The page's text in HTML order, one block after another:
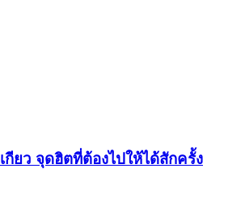
กียว จุดฮิตที่ต้องไปให้ได้สักครั้ง